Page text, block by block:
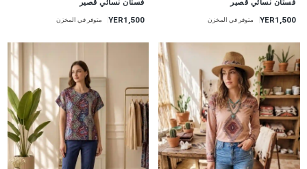
فستان نسائي قصير
YER1,500 متوفر في المخزن
فستان نسائي قصير
YER1,500 متوفر في المخزن